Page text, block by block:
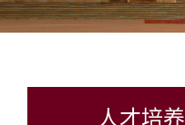
人才培养